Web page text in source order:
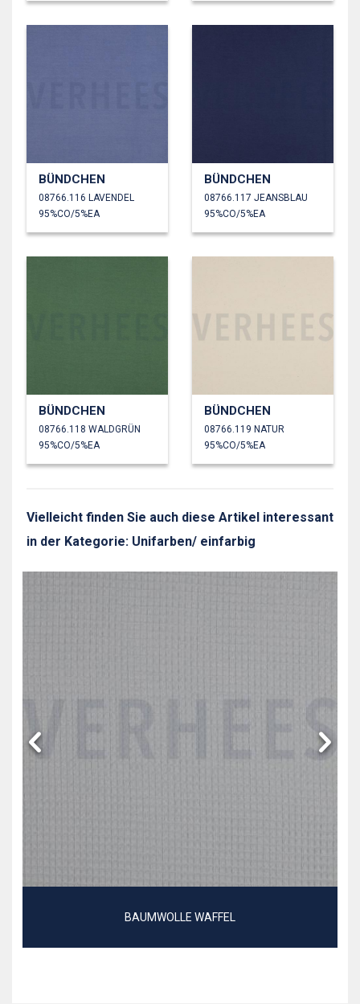
BÜNDCHEN
08766.116 LAVENDEL
95%CO/5%EA
BÜNDCHEN
08766.117 JEANSBLAU
95%CO/5%EA
BÜNDCHEN
08766.118 WALDGRÜN
95%CO/5%EA
BÜNDCHEN
08766.119 NATUR
95%CO/5%EA
Vielleicht finden Sie auch diese Artikel interessant
in der Kategorie: Unifarben/ einfarbig
BAUMWOLLE WAFFEL